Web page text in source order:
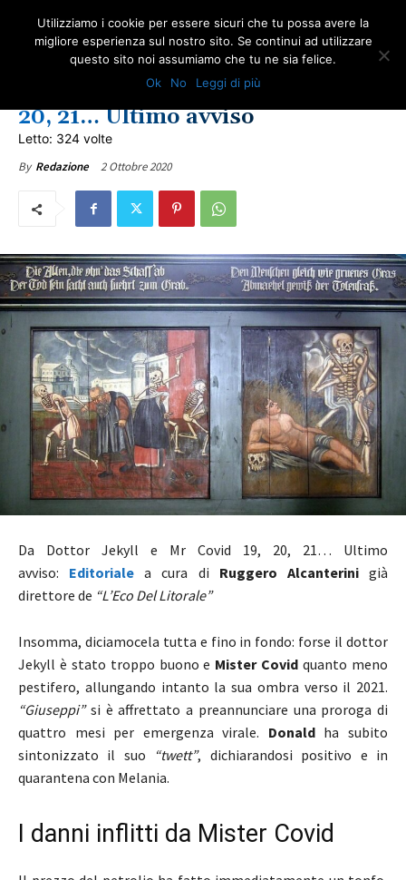
ULTIME NOTIZIE
Da Dottor Jekyll e Mr Covid 19,
20, 21… Ultimo avviso
Letto: 324 volte
By Redazione 2 Ottobre 2020
Da Dottor Jekyll e Mr Covid 19, 20, 21… Ultimo
avviso: Editoriale a cura di Ruggero Alcanterinigià
direttore de “L’Eco Del Litorale”
Insomma, diciamocela tutta e fino in fondo: forse il dottor
Jekyll è stato troppo buono e Mister Covid quanto meno
pestifero, allungando intanto la sua ombra verso il 2021.
“Giuseppi”si è affrettato a preannunciare una proroga di
quattro mesi per emergenza virale. Donaldha subito
sintonizzato il suo
“twett”, dichiarandosi positivo e in
quarantena con Melania.
I danni inflitti da Mister Covid
Utilizziamo i cookie per essere sicuri che tu possa avere la
migliore esperienza sul nostro sito. Se continui ad utilizzare
questo sito noi assumiamo che tu ne sia felice.
Ok
No Leggi di più